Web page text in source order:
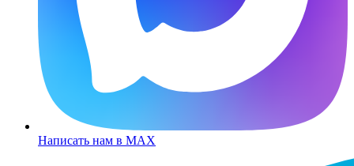
Написать нам в MAX